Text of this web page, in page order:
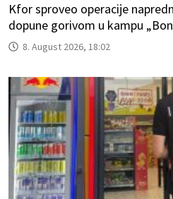
Kfor sproveo operacije
dopune gorivom u kampu
8. August 2026, 18:02